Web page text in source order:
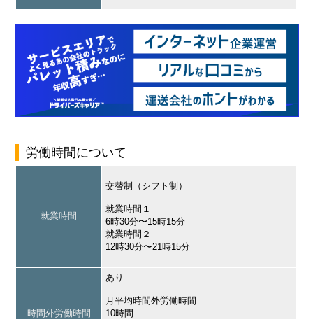
労働時間について
就業時間
交替制（シフト制）
就業時間１
6時30分〜15時15分
就業時間２
12時30分〜21時15分
時間外労働時間
あり
月平均時間外労働時間
10時間